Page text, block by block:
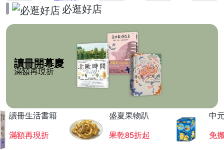
必逛好店
讀冊開幕慶
滿額再現折
讀冊生活書籍
滿額再現折
盛夏果物趴
果乾85折起
中
免